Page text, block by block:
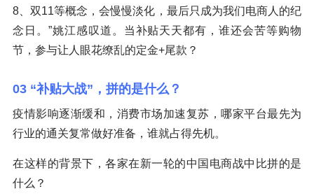
8、双11等概念，会慢慢淡化，最后只成为我们电商人的纪
念日。”姚江感叹道。当补贴天天都有，谁还会苦等购物
节，参与让人眼花缭乱的定金+尾款？
03 “补贴大战”，拼的是什么？
疫情影响逐渐缓和，消费市场加速复苏，哪家平台最先为
行业的通关复常做好准备，谁就占得先机。
在这样的背景下，各家在新一轮的中国电商战中比拼的是
什么？